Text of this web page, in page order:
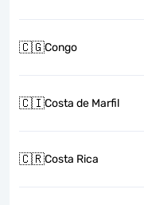
🇨🇬Congo
🇨🇮Costa de Marfil
🇨🇷Costa Rica